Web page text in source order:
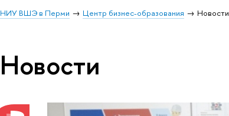
НИУ ВШЭ в Перми Центр бизнес-образования Новости
Новости